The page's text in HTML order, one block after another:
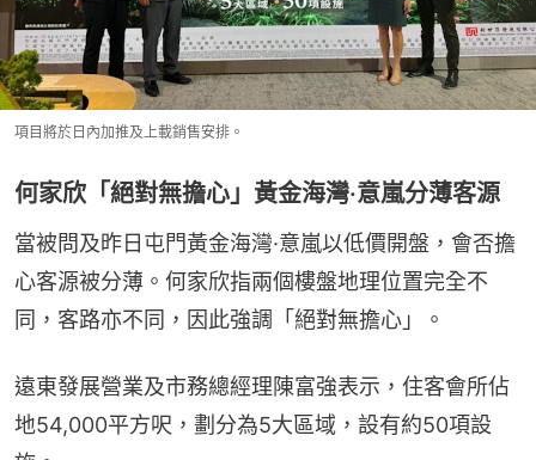
項目將於日內加推及上載銷售安排。
何家欣「絕對無擔心」黃金海灣·意嵐分薄客源
當被問及昨日屯門黃金海灣·意嵐以低價開盤，會否擔
心客源被分薄。何家欣指兩個樓盤地理位置完全不
同，客路亦不同，因此強調「絕對無擔心」。
遠東發展營業及市務總經理陳富強表示，住客會所佔
地54,000平方呎，劃分為5大區域，設有約50項設